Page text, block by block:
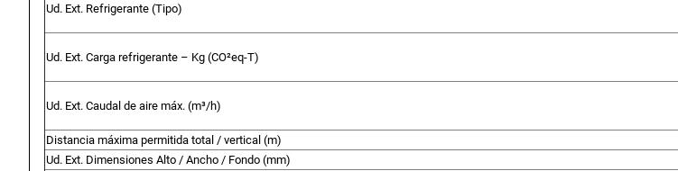
Ud. Ext. Refrigerante (Tipo)
Ud. Ext. Carga refrigerante – Kg (CO²eq-T)
Ud. Ext. Caudal de aire máx. (m³/h)
Distancia máxima permitida total / vertical (m)
Ud. Ext. Dimensiones Alto / Ancho / Fondo (mm)